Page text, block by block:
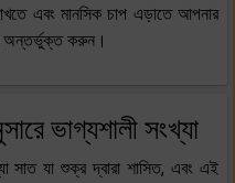
এবং মানসিক চাপ এড়াতে আপনার
অন্তর্ভুক্ত করুন।
ভাগ্যশালী সংখ্যা
সাত যা শুক্র দ্বারা শাসিত, এবং এই